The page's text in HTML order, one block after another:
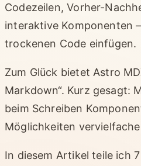
Codezeilen, Vorher-
interaktive Komponenten
trockenen Code einfügen.
Zum Glück bietet Astro
Markdown“. Kurz gesagt:
beim Schreiben
Möglichkeiten
In diesem Artikel teile ich